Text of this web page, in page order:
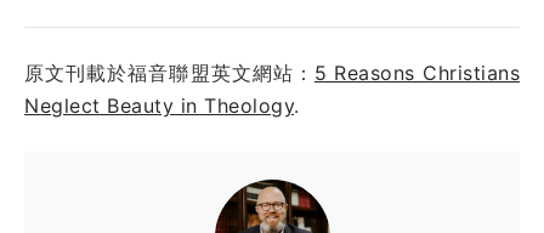
原文刊載於福音聯盟英文網站： 5 Reasons Christians
Neglect Beauty in Theology.